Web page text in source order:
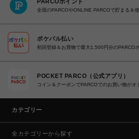
全国のPARCOやONLINE PARCOで貯まる＆
ポケパル払い
初回登録＆お買物で最大1,500円分のPARCO
POCKET PARCO（公式アプリ）
コイン＆クーポンでPARCOでのお買い物がオ
カテゴリー
全カテゴリーから探す